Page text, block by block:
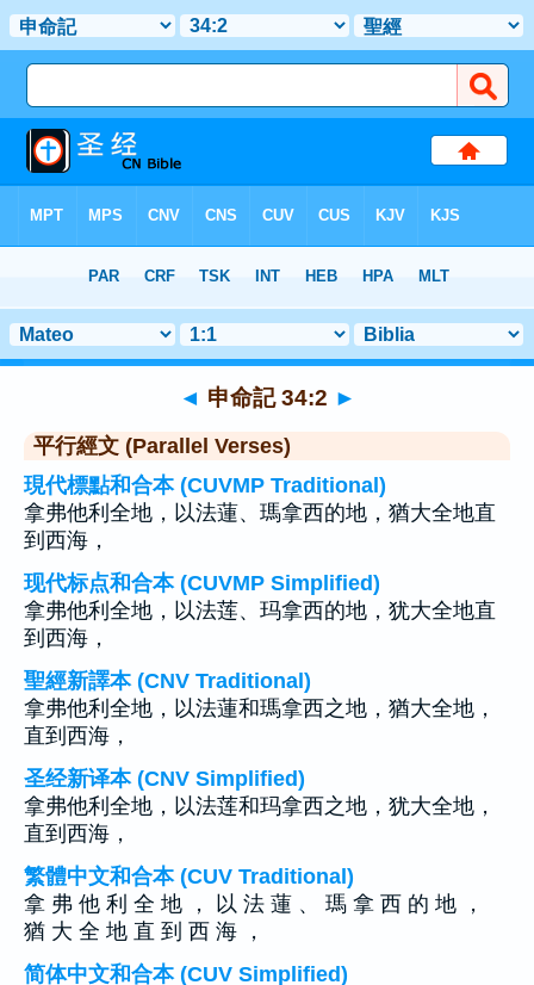
> 聖經金句 2
◄ 申命記 34:2 ►
平行經文 (Parallel Verses)
現代標點和合本 (CUVMP Traditional)
拿弗他利全地，以法蓮、瑪拿西的地，猶大全地直
到西海，
现代标点和合本 (CUVMP Simplified)
拿弗他利全地，以法莲、玛拿西的地，犹大全地直
到西海，
聖經新譯本 (CNV Traditional)
拿弗他利全地，以法蓮和瑪拿西之地，猶大全地，
直到西海，
圣经新译本 (CNV Simplified)
拿弗他利全地，以法莲和玛拿西之地，犹大全地，
直到西海，
繁體中文和合本 (CUV Traditional)
拿 弗 他 利 全 地 ， 以 法 蓮 、 瑪 拿 西 的 地 ，
猶 大 全 地 直 到 西 海 ，
简体中文和合本 (CUV Simplified)